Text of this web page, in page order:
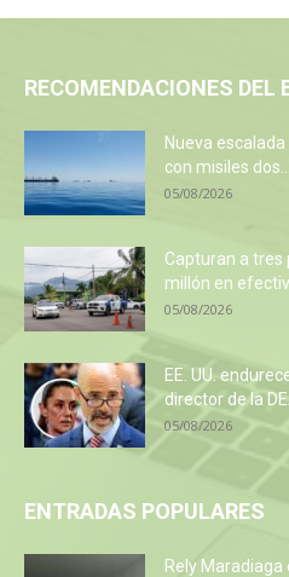
RECOMENDACIONES DEL
Nueva
con misiles dos...
05/08/2026
Capturan a tres
millón en
05/08/2026
EE. UU.
director de la
05/08/2026
ENTRADAS POPULARES
Rely